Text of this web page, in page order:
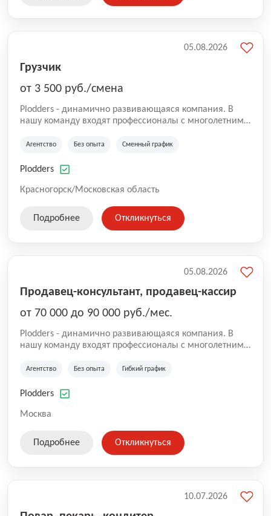
Грузчик
от 3 500 руб./смена
Plodders - динамично развивающаяся компания. В
нашу команду входят профессионалы с многолетним
на рынке аутсорсинга, а накопленный опыт позволяют
оказываемых услуг.
Агентство Без опыта Сменный график
Plodders
Красногорск/Московская область
05.08.2026
Подробнее Откликнуться
Продавец-консультант, продавец-кассир
от 70 000 до 90 000 руб./мес.
Plodders - динамично развивающаяся компания. В
нашу команду входят профессионалы с многолетним
на рынке аутсорсинга, а накопленный опыт позволяют
оказываемых услуг.
Агентство Без опыта Гибкий график
Plodders
Москва
05.08.2026
Подробнее Откликнуться
10.07.2026